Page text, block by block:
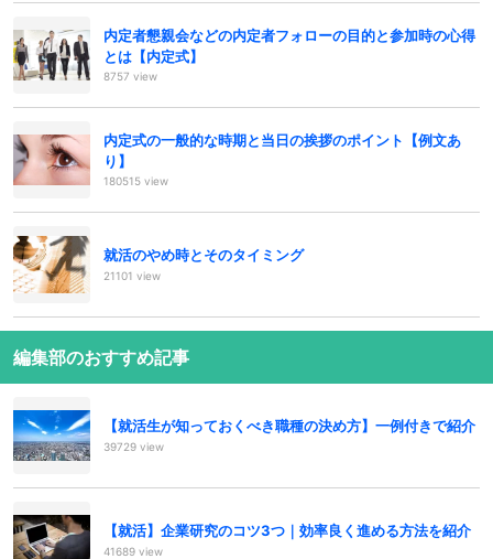
内定者懇親会などの内定者フォローの目的と参加時の心得
とは【内定式】
8757 view
内定式の一般的な時期と当日の挨拶のポイント【例文あ
り】
180515 view
就活のやめ時とそのタイミング
21101 view
編集部のおすすめ記事
【就活生が知っておくべき職種の決め方】一例付きで紹介
39729 view
【就活】企業研究のコツ3つ｜効率良く進める方法を紹介
41689 view